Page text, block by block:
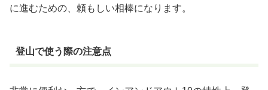
に進むための、頼もしい相棒になります。
登山で使う際の注意点